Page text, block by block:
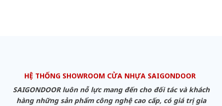
HỆ THỐNG SHOWROOM CỬA NHỰA SAIGONDOOR
SAIGONDOOR luôn nỗ lực mang đến cho đối tác và khách
hàng những sản phẩm công nghệ cao cấp, có giá trị gia